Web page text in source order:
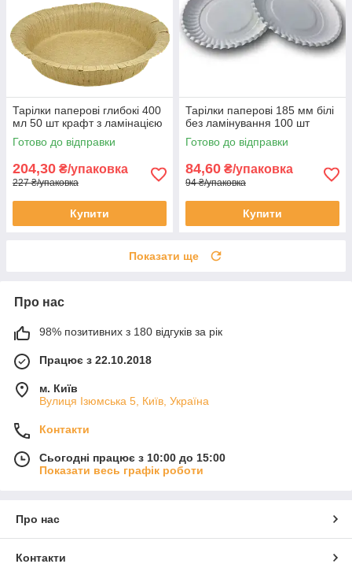
Тарілки паперові глибокі 400
мл 50 шт крафт з ламінацією
Готово до відправки
204,30 ₴/упаковка
227 ₴/упаковка
Купити
Тарілки паперові 185 мм білі
без ламінування 100 шт
Готово до відправки
84,60 ₴/упаковка
94 ₴/упаковка
Купити
Показати ще
Про нас
98% позитивних з 180 відгуків за рік
Працює з 22.10.2018
м. Київ
Вулиця Ізюмська 5, Київ, Україна
Контакти
Сьогодні працює з 10:00 до 15:00
Показати весь графік роботи
Про нас
Контакти